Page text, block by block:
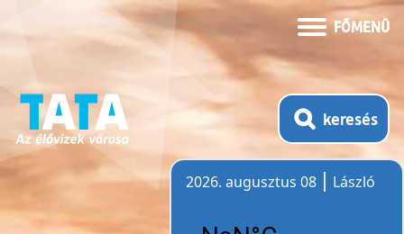
FŐMENÜ
keresés
2026. augusztus 08
László